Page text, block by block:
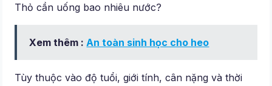
Thỏ cần uống bao nhiêu nước?
Xem thêm : An toàn sinh học cho heo
Tùy thuộc vào độ tuổi, giới tính, cân nặng và thời